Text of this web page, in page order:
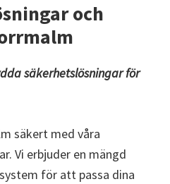
och
säkerhetslösningar för
säkert med våra
Vi erbjuder en mängd
för att passa dina